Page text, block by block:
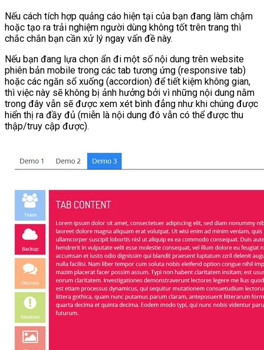
Nếu cách tích hợp quảng cáo hiện tại của bạn đang làm chậm
hoặc tạo ra trải nghiệm người dùng không tốt trên trang thì
chắc chắn bạn cần xử lý ngay vấn đề này.
Nếu bạn đang lựa chọn ẩn đi một số nội dung trên website
phiên bản mobile trong các tab tương ứng (responsive tab)
hoặc các ngăn sổ xuống (accordion) để tiết kiệm không gian,
thì việc này sẽ không bị ảnh hưởng bởi vì những nội dung nằm
trong đây vẫn sẽ được xem xét bình đẳng như khi chúng được
hiển thị ra đầy đủ (miễn là nội dung đó vẫn có thể được thu
thập/truy cập được).